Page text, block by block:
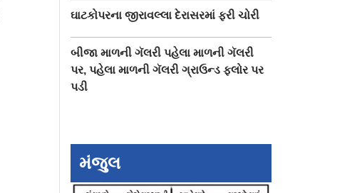
ઘાટકોપરના જીરાવલ્લા દેરાસરમાં ફરી ચોરી
બીજા માળની ગૅલરી પહેલા માળની ગૅલરી
પર, પહેલા માળની ગૅલરી ગ્રાઉન્ડ ફ્લોર પર
પડી
મંજુલ